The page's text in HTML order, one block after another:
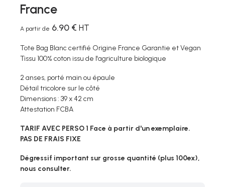
France
A partir de 6.90 € HT
Tote Bag Blanc certifié Origine France Garantie et Vegan
Tissu 100% coton issu de l'agriculture biologique
2 anses, porté main ou épaule
Détail tricolore sur le côté
Dimensions : 39 x 42 cm
Attestation FCBA
TARIF AVEC PERSO 1 Face à partir d'un exemplaire.
PAS DE FRAIS FIXE
Dégressif important sur grosse quantité (plus 100ex),
nous consulter.